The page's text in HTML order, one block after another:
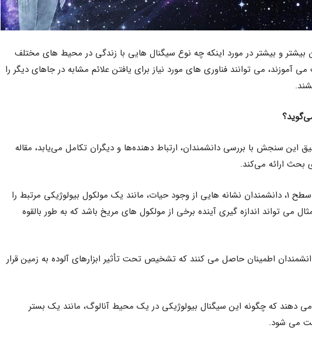
بیشتر و بیشتر در مورد اینکه چه نوع سیگنال هایی با زندگی در محیط های مختلف
آموزند، می توانند فناوری های مورد نیاز برای یافتن علائم مشابه در جاهای دیگر را
این سنجش با بررسی دانشمندان، ارتباط‌ دهنده‌ها و دیگران تکامل می‌یابد، مقاله
بحث ارائه می‌کند.
در مرحله اول مقیاس، سطح 1، دانشمندان نشانه هایی از وجود حیات، مانند یک مولکول بیولوژیکی مرتبط را
می تواند اندازه گیری آینده برخی از مولکول های مریخ باشد که به طور بالقوه
به سطح 2، دانشمندان اطمینان حاصل می کنند که تشخیص تحت تأثیر ابزارهای آلوده به زمین قرار
نشان می دهند که چگونه این سیگنال بیولوژیکی در یک محیط آنالوگ، مانند یک بستر
می شود.